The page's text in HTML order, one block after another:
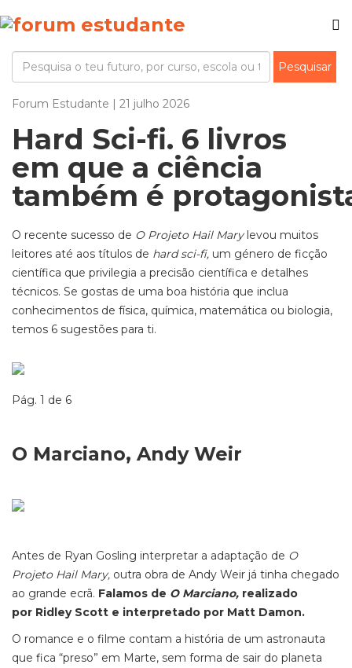
Forum Estudante | 21 julho 2026
Hard Sci-fi. 6 livros
em que a ciência
também é
O recente sucesso de O Projeto Hail Mary levou muitos
leitores até aos títulos de hard sci-fi, um género de ficção
científica que privilegia a precisão científica e detalhes
técnicos. Se gostas de uma boa história que inclua
conhecimentos de física, química, matemática ou biologia,
temos 6 sugestões para ti.
Pág. 1 de 6
O Marciano, Andy Weir
Antes de Ryan Gosling interpretar a adaptação de O
Projeto Hail Mary, outra obra de Andy Weir já tinha chegado
ao grande ecrã. Falamos de O Marciano, realizado
por Ridley Scott e interpretado por Matt Damon.
O romance e o filme contam a história de um astronauta
que fica “preso” em Marte, sem forma de sair do planeta